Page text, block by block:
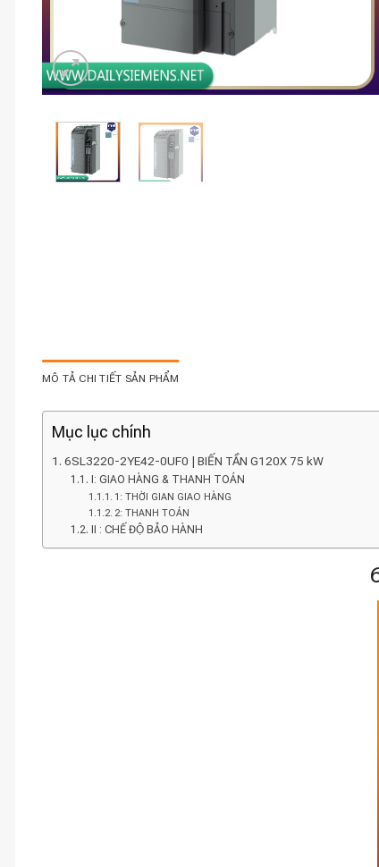
MÔ TẢ CHI TIẾT SẢN PHẨM
Mục lục chính
6SL3220-2YE42-0UF0 | BIẾN TẦN G120X 75 kW
I: GIAO HÀNG & THANH TOÁN
1: THỜI GIAN GIAO HÀNG
2: THANH TOÁN
II : CHẾ ĐỘ BẢO HÀNH